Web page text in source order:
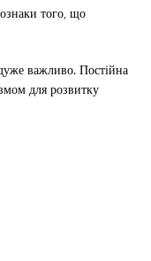
того, що
важливо. Постійна
для розвитку